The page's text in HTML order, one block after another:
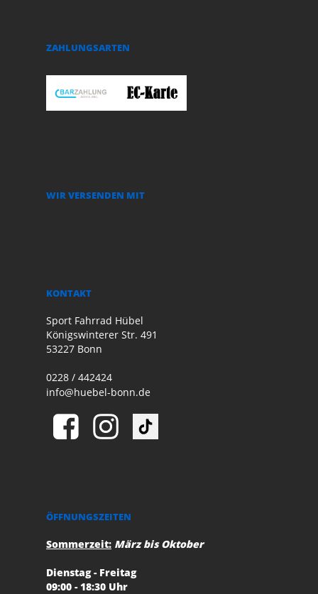
ZAHLUNGSARTEN
WIR VERSENDEN MIT
KONTAKT
Sport Fahrrad Hübel
Königswinterer Str. 491
53227 Bonn
0228 / 442424
info@huebel-bonn.de
ÖFFNUNGSZEITEN
Sommerzeit: März bis Oktober
Dienstag - Freitag
09:00 - 18:30 Uhr